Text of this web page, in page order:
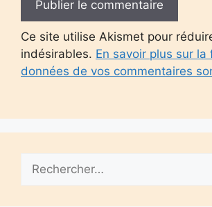
Ce site utilise Akismet pour
indésirables. En savoir plus sur
données de vos commentaires